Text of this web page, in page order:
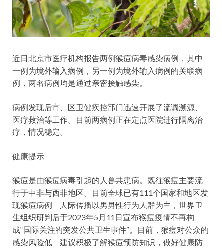
近日北京市医疗机构报告两例猴痘病毒感染病例，其中
一例为境外输入病例，另一例为境外输入病例的关联病
例，两名病例均是通过亲密接触感染。
病例发现后市、区卫健疾控部门迅速开展了流调溯源、
医疗救治等工作。目前两病例正在定点医院进行隔离治
疗，情况稳定。
健康提示
猴痘是由猴痘病毒引起的人兽共患病。既往猴痘主要流
行于中非与西非地区。目前全球已有111个国家和地区发
现猴痘病例，人际传播以男男性行为人群为主，世界卫
生组织研判后于2023年5月11日宣布猴痘疫情不再构
成“国际关注的突发公共卫生事件”。目前，猴痘对公众的
感染风险低，建议积极了解猴痘预防知识，做好健康防